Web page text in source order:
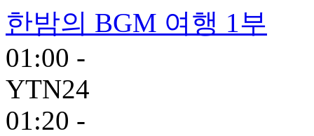
한밤의 BGM 여행 1부
01:00 -
YTN24
01:20 -